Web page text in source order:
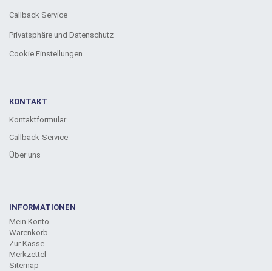
Callback Service
Privatsphäre und Datenschutz
Cookie Einstellungen
KONTAKT
Kontaktformular
Callback-Service
Über uns
INFORMATIONEN
Mein Konto
Warenkorb
Zur Kasse
Merkzettel
Sitemap